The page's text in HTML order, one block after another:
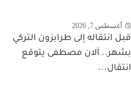
أغسطس 7, 2026
قبل انتقاله إلى طرابزون التركي
بشهر.. آلان مصطفى يتوقع
انتقال...